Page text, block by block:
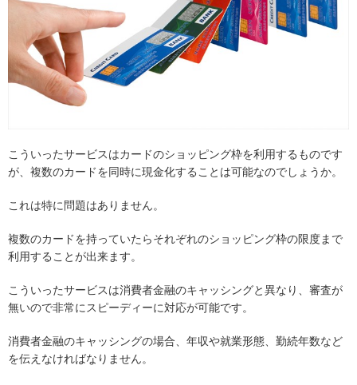
こういったサービスはカードのショッピング枠を利用するものです
が、複数のカードを同時に現金化することは可能なのでしょうか。
これは特に問題はありません。
複数のカードを持っていたらそれぞれのショッピング枠の限度まで
利用することが出来ます。
こういったサービスは消費者金融のキャッシングと異なり、審査が
無いので非常にスピーディーに対応が可能です。
消費者金融のキャッシングの場合、年収や就業形態、勤続年数など
を伝えなければなりません。